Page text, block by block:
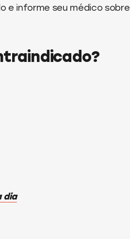
e informe seu médico sobre
dia